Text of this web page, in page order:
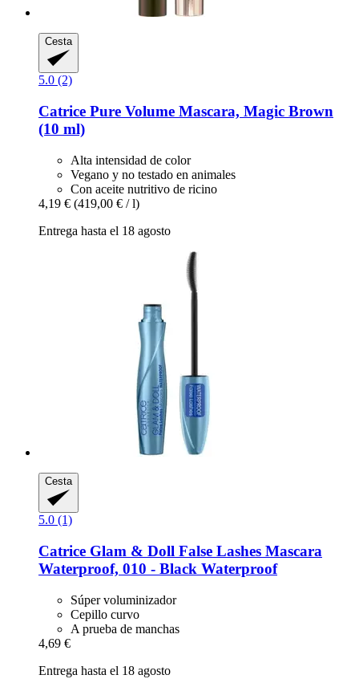
Cesta
5.0 (2)
Catrice Pure Volume Mascara, Magic Brown
(10 ml)
Alta intensidad de color
Vegano y no testado en animales
Con aceite nutritivo de ricino
4,19 € (419,00 € / l)
Entrega hasta el 18 agosto
Cesta
5.0 (1)
Catrice Glam & Doll False Lashes Mascara
Waterproof, 010 -​ Black Waterproof
Súper voluminizador
Cepillo curvo
A prueba de manchas
4,69 €
Entrega hasta el 18 agosto